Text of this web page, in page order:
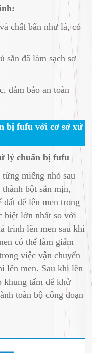
chất bẩn như lá, cỏ
sắn đã làm sạch sơ
đảm bảo an toàn
bị fufu với cơ sở xử
lý chuẩn bị fufu
miếng nhỏ sau
bột sắn mịn,
đất để lên men trong
biệt lớn nhất so với
trình lên men sau khi
có thể làm giảm
việc vận chuyển
lên men. Sau khi lên
khung tấm để khử
toàn bộ công đoạn